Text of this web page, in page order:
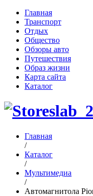
Главная
Транспорт
Отдых
Общество
Обзоры авто
Путешествия
Образ жизни
Карта сайта
Каталог
Главная
/
Каталог
/
Мультимедиа
/
Автомагнитола